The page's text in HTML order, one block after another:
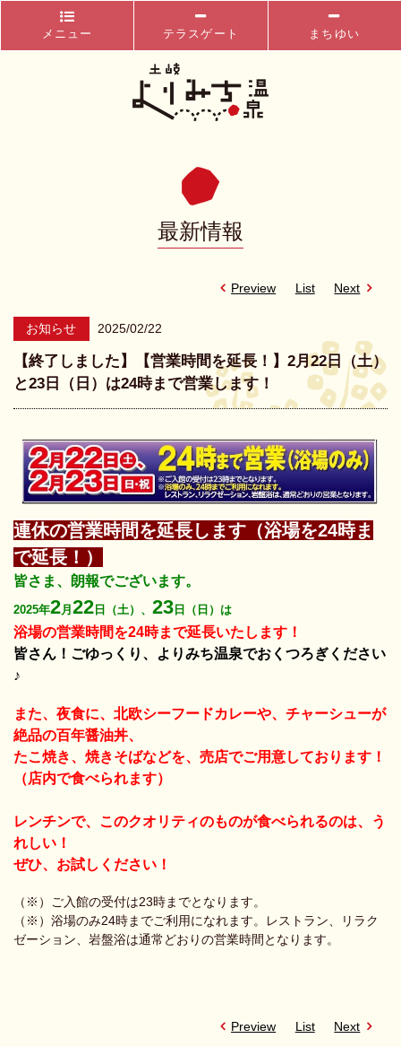
メニュー テラスゲート まちゆい
最新情報
Preview List Next
お知らせ 2025/02/22
【終了しました】【営業時間を延長！】2月22日（土）
と23日（日）は24時まで営業します！
連休の営業時間を延長します（浴場を24時ま
で延長！）
皆さま、朗報でございます。
2025年2月 22 日（土）、 23 日（日）は
浴場の営業時間を24時まで延長いたします！
皆さん！ごゆっくり、よりみち温泉でおくつろぎください
♪
また、夜食に、北欧シーフードカレーや、チャーシューが
絶品の百年醤油丼、
たこ焼き、焼きそばなどを、売店でご用意しております！
（店内で食べられます）
レンチンで、このクオリティのものが食べられるのは、う
れしい！
ぜひ、お試しください！
（※）ご入館の受付は23時までとなります。
（※）浴場のみ24時までご利用になれます。レストラン、リラク
ゼーション、岩盤浴は通常どおりの営業時間となります。
Preview List Next